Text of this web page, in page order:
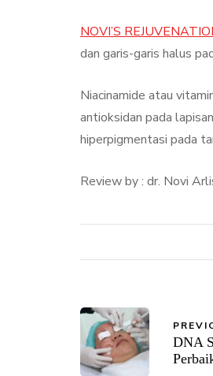
NOVI’S
dan garis-garis halus
Niacinamide atau
antioksidan pada
hiperpigmentasi pada
Review by : dr. Novi
DNA